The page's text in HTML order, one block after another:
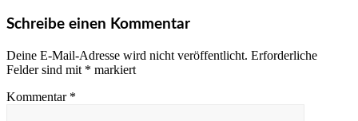
Schreibe einen Kommentar
Deine E-Mail-Adresse wird nicht veröffentlicht. Erforderliche
Felder sind mit * markiert
Kommentar *